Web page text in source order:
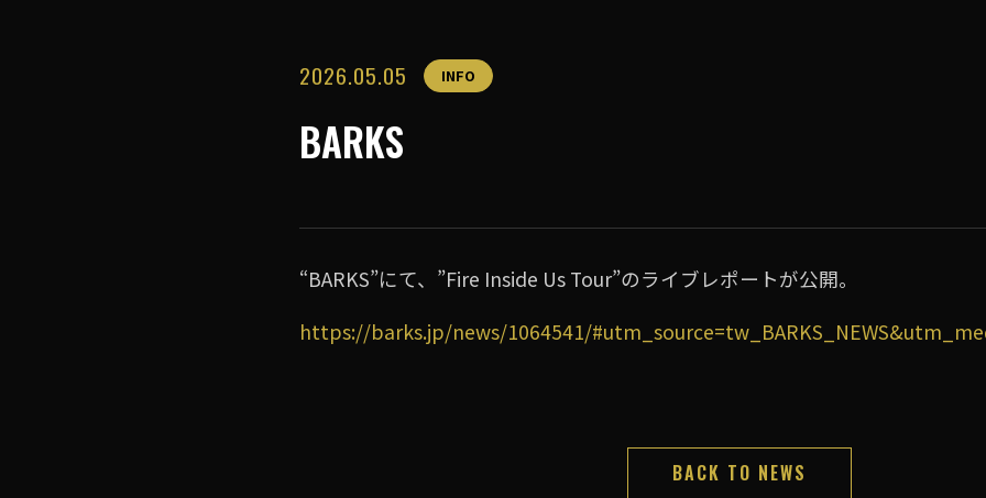
2026.05.05 INFO
BARKS
“BARKS”にて、”Fire Inside Us Tour”のライブレポートが公開。
https://barks.jp/news/1064541/
BACK TO NEWS